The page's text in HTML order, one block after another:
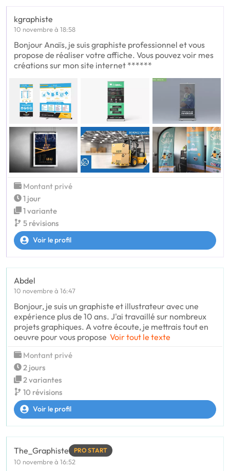
kgraphiste
10 novembre à 18:58
Bonjour Anaïs, je suis graphiste professionnel et vous
propose de réaliser votre affiche. Vous pouvez voir mes
créations sur mon site internet ******
Montant privé
1 jour
1 variante
5 révisions
Voir le profil
Abdel
10 novembre à 16:47
Bonjour, je suis un graphiste et illustrateur avec une
expérience plus de 10 ans. J'ai travaillé sur nombreux
projets graphiques. A votre écoute, je mettrais tout en
oeuvre pour vous propose Voir tout le texte
Montant privé
2 jours
2 variantes
10 révisions
Voir le profil
The_Graphiste PRO START
10 novembre à 16:52